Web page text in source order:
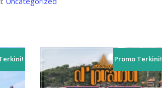
Promo Terkini!